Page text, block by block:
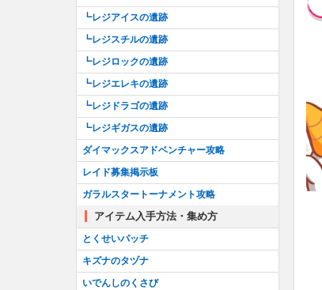
┗レジアイスの遺跡
┗レジスチルの遺跡
┗レジロックの遺跡
┗レジエレキの遺跡
┗レジドラゴの遺跡
┗レジギガスの遺跡
ダイマックスアドベンチャー攻略
レイド募集掲示板
ガラルスタートーナメント攻略
アイテム入手方法・集め方
とくせいパッチ
キズナのタヅナ
いでんしのくさび